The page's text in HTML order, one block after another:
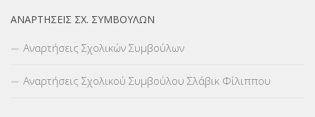
ΑΝΑΡΤΉΣΕΙΣ ΣΧ. ΣΥΜΒΟΎΛΩΝ
Αναρτήσεις Σχολικών Συμβούλων
Αναρτήσεις Σχολικού Συμβούλου Σλάβικ Φίλιππου